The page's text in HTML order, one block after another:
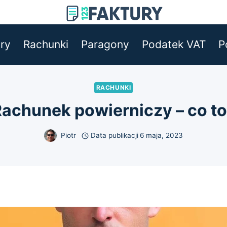
Rachunki Paragony Podatek VAT
RACHUNKI
powierniczy – co
Piotr Data publikacji 6 maja, 2023